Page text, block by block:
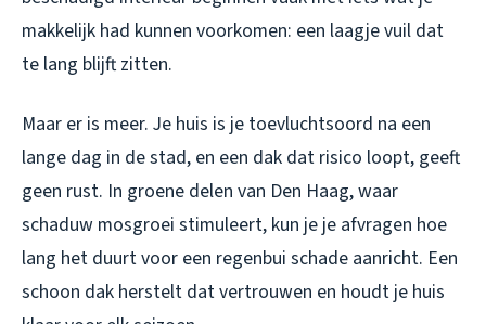
makkelijk had kunnen voorkomen: een laagje vuil dat
te lang blijft zitten.
Maar er is meer. Je huis is je toevluchtsoord na een
lange dag in de stad, en een dak dat risico loopt, geeft
geen rust. In groene delen van Den Haag, waar
schaduw mosgroei stimuleert, kun je je afvragen hoe
lang het duurt voor een regenbui schade aanricht. Een
schoon dak herstelt dat vertrouwen en houdt je huis